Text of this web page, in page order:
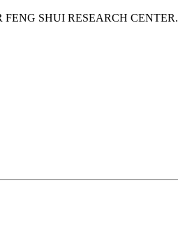
SHUI RESEARCH CENTER.